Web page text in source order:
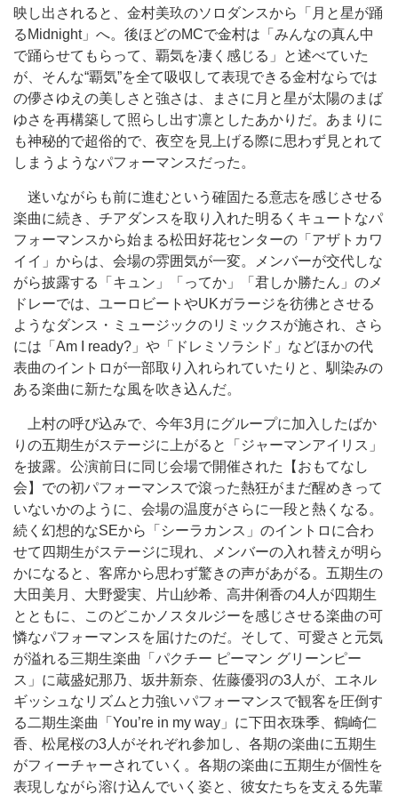
映し出されると、金村美玖のソロダンスから「月と星が踊
るMidnight」へ。後ほどのMCで金村は「みんなの真ん中
で踊らせてもらって、覇気を凄く感じる」と述べていた
が、そんな“覇気”を全て吸収して表現できる金村ならでは
の儚さゆえの美しさと強さは、まさに月と星が太陽のまば
ゆさを再構築して照らし出す凛としたあかりだ。あまりに
も神秘的で超俗的で、夜空を見上げる際に思わず見とれて
しまうようなパフォーマンスだった。
迷いながらも前に進むという確固たる意志を感じさせる
楽曲に続き、チアダンスを取り入れた明るくキュートなパ
フォーマンスから始まる松田好花センターの「アザトカワ
イイ」からは、会場の雰囲気が一変。メンバーが交代しな
がら披露する「キュン」「ってか」「君しか勝たん」のメ
ドレーでは、ユーロビートやUKガラージを彷彿とさせる
ようなダンス・ミュージックのリミックスが施され、さら
には「Am I ready?」や「ドレミソラシド」などほかの代
表曲のイントロが一部取り入れられていたりと、馴染みの
ある楽曲に新たな風を吹き込んだ。
上村の呼び込みで、今年3月にグループに加入したばか
りの五期生がステージに上がると「ジャーマンアイリス」
を披露。公演前日に同じ会場で開催された【おもてなし
会】での初パフォーマンスで滾った熱狂がまだ醒めきって
いないかのように、会場の温度がさらに一段と熱くなる。
続く幻想的なSEから「シーラカンス」のイントロに合わ
せて四期生がステージに現れ、メンバーの入れ替えが明ら
かになると、客席から思わず驚きの声があがる。五期生の
大田美月、大野愛実、片山紗希、高井俐香の4人が四期生
とともに、このどこかノスタルジーを感じさせる楽曲の可
憐なパフォーマンスを届けたのだ。そして、可愛さと元気
が溢れる三期生楽曲「パクチー ピーマン グリーンピー
ス」に蔵盛妃那乃、坂井新奈、佐藤優羽の3人が、エネル
ギッシュなリズムと力強いパフォーマンスで観客を圧倒す
る二期生楽曲「You’re in my way」に下田衣珠季、鶴崎仁
香、松尾桜の3人がそれぞれ参加し、各期の楽曲に五期生
がフィーチャーされていく。各期の楽曲に五期生が個性を
表現しながら溶け込んでいく姿と、彼女たちを支える先輩